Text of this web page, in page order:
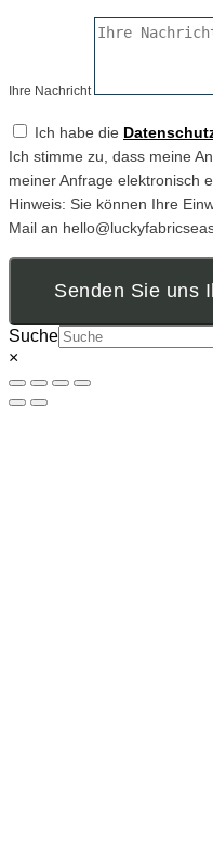
Ihre Nachricht
Ich habe die
Ich stimme zu, dass meine
meiner Anfrage elektronisch
Hinweis: Sie können Ihre
Mail an
Senden Sie uns
Suche
×